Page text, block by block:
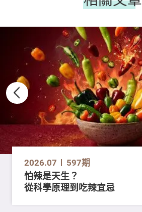
2026.07 597期
怕辣是天生？
從科學原理到吃辣宜忌